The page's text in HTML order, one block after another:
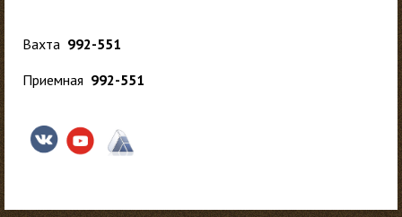
Вахта 992-551
Приемная 992-551